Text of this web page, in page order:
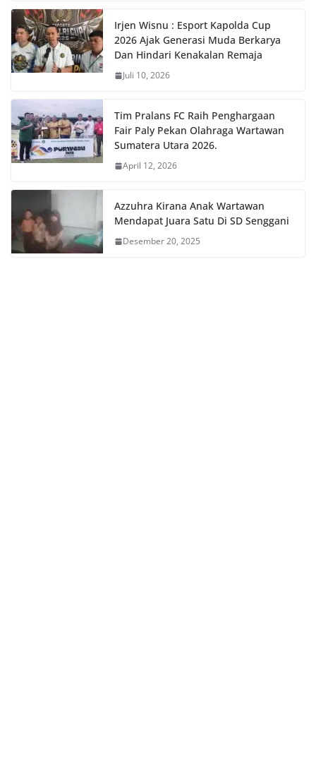
Irjen Wisnu : Esport Kapolda Cup
2026 Ajak Generasi Muda Berkarya
Dan Hindari Kenakalan Remaja
Juli 10, 2026
Tim Pralans FC Raih Penghargaan
Fair Paly Pekan Olahraga Wartawan
Sumatera Utara 2026.
April 12, 2026
Azzuhra Kirana Anak Wartawan
Mendapat Juara Satu Di SD Senggani
Desember 20, 2025